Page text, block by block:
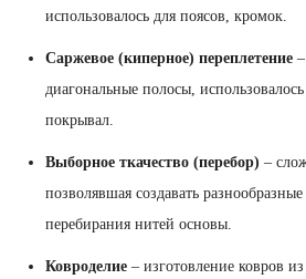
использовалось для поясов, кромок.
Саржевое (киперное) переплетение
диагональные полосы,
покрывал.
Выборное ткачество (перебор) –
позволявшая создавать
перебирания нитей основы.
Ковроделие – изготовление ковров